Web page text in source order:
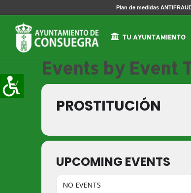
Plan de medidas
TU AYUNTAMIENTO
Events by Event
PROSTITUCIÓN
UPCOMING EVENTS
NO EVENTS